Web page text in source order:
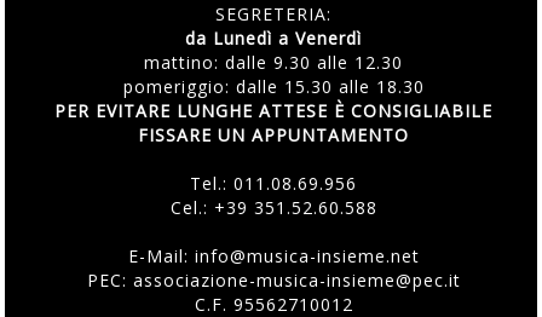
SEGRETERIA:
da Lunedì a Venerdì
mattino: dalle 9.30 alle 12.30
pomeriggio: dalle 15.30 alle 18.30
PER EVITARE LUNGHE ATTESE È CONSIGLIABILE
FISSARE UN APPUNTAMENTO
Tel.:011.08.69.956
Cel.: +39 351.52.60.588
E-Mail: info@musica-insieme.net
PEC: associazione-musica-insieme@pec.it
C.F. 95562710012